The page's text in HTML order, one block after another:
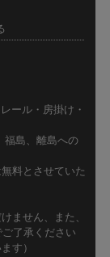
ール・房掛け・
福島、離島への
料とさせていた
ません、また、
了承ください
す）